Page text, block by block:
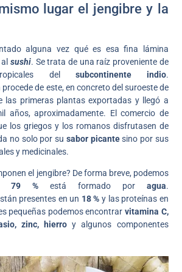
lugar el jengibre y la
alguna vez qué es esa fina lámina
sushi. Se trata de una raíz proveniente de
del subcontinente indio.
de este, en concreto del suroeste de
las primeras plantas exportadas y llegó a
años, aproximadamente. El comercio de
los griegos y los romanos disfrutasen de
no solo por su sabor picantesino por sus
y medicinales.
el jengibre? De forma breve, podemos
79 % está formado por agua.
presentes en un 18 % y las proteínas en
pequeñas podemos encontrar vitamina C,
zinc, hierro y algunos componentes